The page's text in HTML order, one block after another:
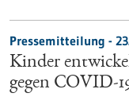
Pressemitteilung -
Kinder
gegen COVID-